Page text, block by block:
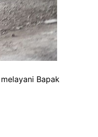
Bapak